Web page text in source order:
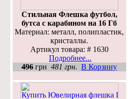
Стильная Флешка футбол,
бутса с карабином на 16 Гб
Материал: металл, полипластик,
кристаллы.
Артикул товара: # 1630
Подробнее...
496 грн 481 грн. В Корзину